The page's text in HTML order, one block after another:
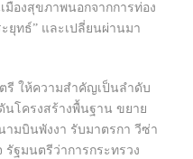
มืองสุขภาพนอกจากการท่อง
ยุทธ์” และเปลี่ยนผ่านมา
รี ให้ความสำคัญเป็นลำดับ
นโครงสร้างพื้นฐาน ขยาย
ามบินพังงา รับมาตรกา วีซ่า
รัฐมนตรีว่าการกระทรวง